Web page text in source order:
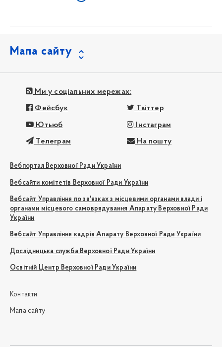
Мапа сайту
Ми у соціальних мережах:
Фейсбук Твіттер
Ютьюб Інстаграм
Телеграм На пошту
Вебпортал Верховної Ради України
Вебсайти комітетів Верховної Ради України
Вебсайт Управління по зв'язках з місцевими органами влади і
органами місцевого самоврядування Апарату Верховної Ради
України
Вебсайт Управління кадрів Апарату Верховної Ради України
Дослідницька служба Верховної Ради України
Освітній Центр Верховної Ради України
Контакти
Мапа сайту